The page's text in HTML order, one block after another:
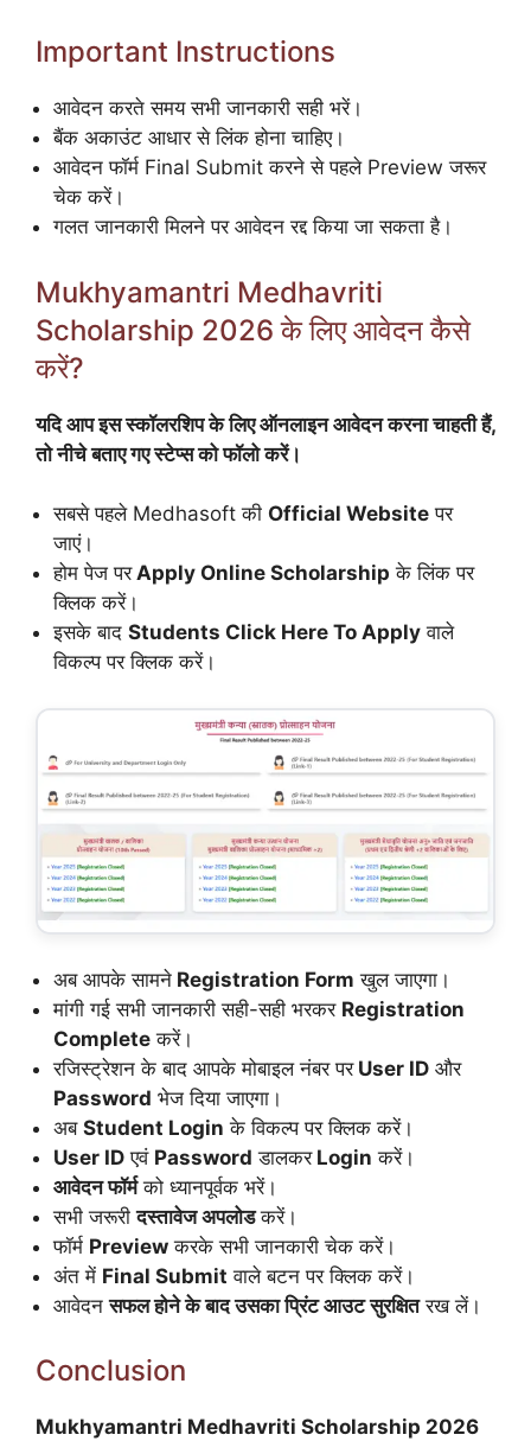
Important Instructions
आवेदन करते समय सभी जानकारी सही भरें।
बैंक अकाउंट आधार से लिंक होना चाहिए।
आवेदन फॉर्म Final Submit करने से पहले Preview जरूर
चेक करें।
गलत जानकारी मिलने पर आवेदन रद्द किया जा सकता है।
Mukhyamantri Medhavriti
Scholarship 2026 के लिए आवेदन कैसे
करें?
यदि आप इस स्कॉलरशिप के लिए ऑनलाइन आवेदन करना चाहती हैं,
तो नीचे बताए गए स्टेप्स को फॉलो करें।
सबसे पहले Medhasoft की Official Website पर
जाएं।
होम पेज परApply Online Scholarship के लिंक पर
क्लिक करें।
इसके बाद Students Click Here To Apply वाले
विकल्प पर क्लिक करें।
अब आपके सामने Registration Form खुल जाएगा।
मांगी गई सभी जानकारी सही-सही भरकर Registration
Complete करें।
रजिस्ट्रेशन के बाद आपके मोबाइल नंबर परUser ID और
Password भेज दिया जाएगा।
अब Student Login के विकल्प पर क्लिक करें।
User ID एवं Password डालकरLogin करें।
आवेदन फॉर्मको ध्यानपूर्वक भरें।
सभी जरूरीदस्तावेज अपलोडकरें।
फॉर्म Preview करके सभी जानकारी चेक करें।
अंत में Final Submit वाले बटन पर क्लिक करें।
आवेदनसफल होने के बाद उसका प्रिंट आउट सुरक्षितरख लें।
Conclusion
Mukhyamantri Medhavriti Scholarship 2026